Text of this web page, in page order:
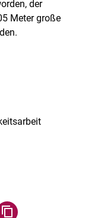
der
Meter große
teilen
über Facebook